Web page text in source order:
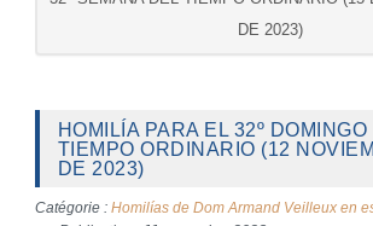
DE 2023)
HOMILÍA PARA EL 32º DOMINGO
TIEMPO ORDINARIO (12
DE 2023)
Catégorie : Homilías de Dom Armand Veilleux en